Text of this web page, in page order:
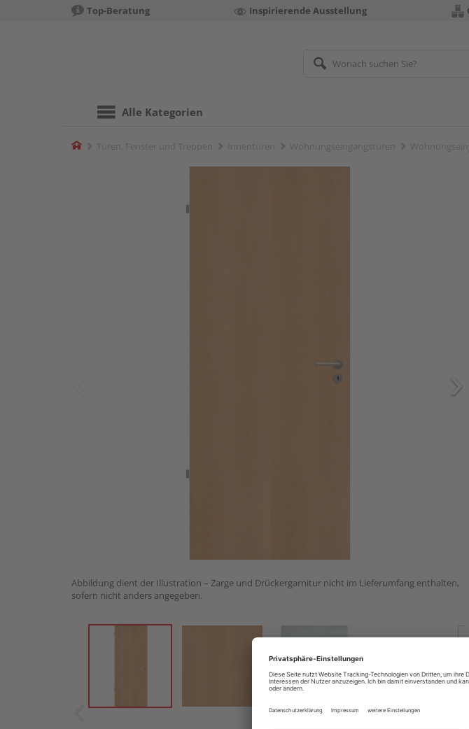
Top-Beratung Inspirierende Ausstellung
Alle Kategorien
Home
Abbildung dient der Illustration – Zarge und Drückergarnitur nicht im Lieferumfang enthalten,
sofern nicht anders angegeben.